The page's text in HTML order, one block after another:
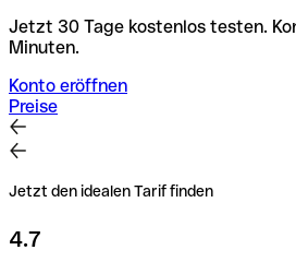
Jetzt 30 Tage kostenlos testen.
Minuten.
Konto eröffnen
Preise
Jetzt den idealen Tarif finden
4.7